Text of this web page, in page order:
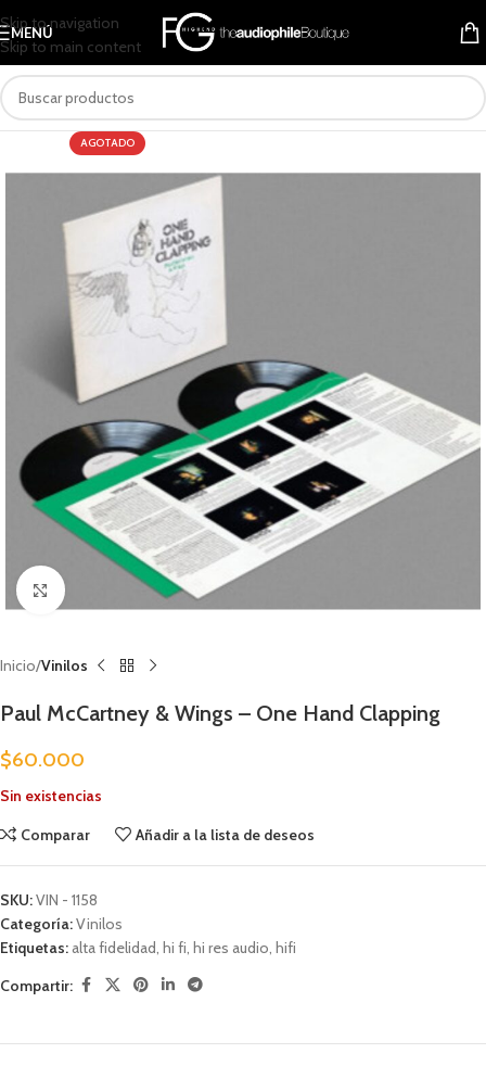
Skip to navigation
Skip to main content
MENÚ
AGOTADO
Clic para ampliar
Inicio Vinilos
Paul McCartney & Wings – One Hand Clapping
$60.000
Sin existencias
Comparar
Añadir a la lista de deseos
SKU:VIN - 1158
Categoría:Vinilos
Etiquetas: alta fidelidad, hi fi, hi res audio, hifi
Compartir: